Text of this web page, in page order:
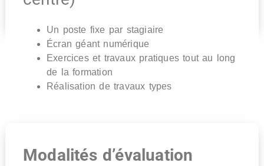
Un poste fixe par stagiaire
Écran géant numérique
Exercices et travaux pratiques tout au long
de la formation
Réalisation de travaux types
Modalités d’évaluation